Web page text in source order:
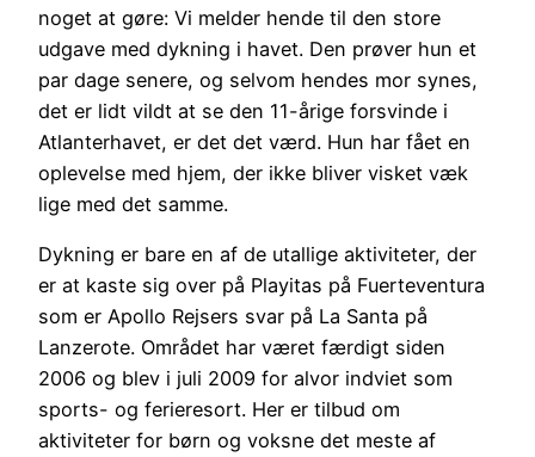
noget at gøre: Vi melder hende til den store
udgave med dykning i havet. Den prøver hun et
par dage senere, og selvom hendes mor synes,
det er lidt vildt at se den 11-årige forsvinde i
Atlanterhavet, er det det værd. Hun har fået en
oplevelse med hjem, der ikke bliver visket væk
lige med det samme.
Dykning er bare en af de utallige aktiviteter, der
er at kaste sig over på Playitas på Fuerteventura
som er Apollo Rejsers svar på La Santa på
Lanzerote. Området har været færdigt siden
2006 og blev i juli 2009 for alvor indviet som
sports- og ferieresort. Her er tilbud om
aktiviteter for børn og voksne det meste af